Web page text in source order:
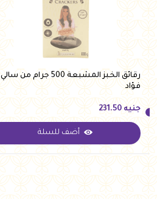
رقائق الخبز المشبعة 500 جرام من سالي
فؤاد
جنيه
جنيه 231.50
أضف للسلة